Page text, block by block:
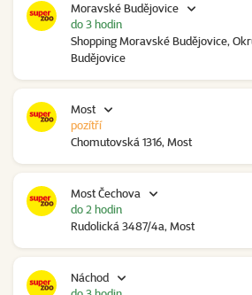
Moravské Budějovice
Shopping Moravské Budějovice,
Budějovice
do 3 hodin
Most
Chomutovská 1316, Most
pozítří
Most Čechova
Rudolická 3487/4a, Most
do 2 hodin
Náchod